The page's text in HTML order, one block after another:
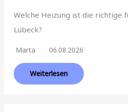
Welche Heizung ist die richtige
Lübeck?
Marta 06.08.2026
Weiterlesen